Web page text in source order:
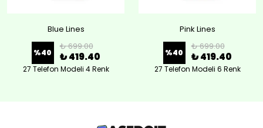
Blue Lines
%40
₺ 699.00
₺ 419.40
27 Telefon Modeli 4 Renk
Pink Lines
%40
₺ 699.00
₺ 419.40
27 Telefon Modeli 6 Renk